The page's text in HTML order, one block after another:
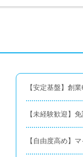
【安定基盤】創
【未経験歓迎】
【自由度高め】